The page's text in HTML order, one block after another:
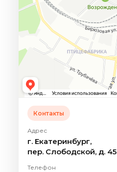
Контакты
Адрес
г. Екатеринбург,
пер. Слободской, д. 45
Телефон